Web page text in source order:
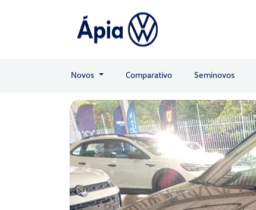
Novos Comparativo Seminovos